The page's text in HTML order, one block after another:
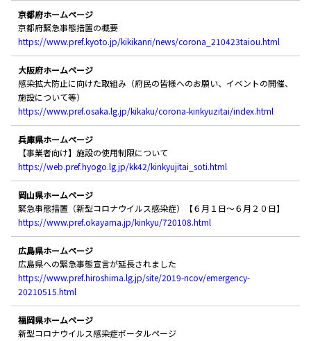
京都府ホームページ
京都府緊急事態措置の概要
https://www.pref.kyoto.jp/kikikanri/news/corona_210423taiou.html
大阪府ホームページ
感染拡大防止に向けた取組み（府民の皆様へのお願い、イベントの開催、
施設について等）
https://www.pref.osaka.lg.jp/kikaku/corona-kinkyuzitai/index.html
兵庫県ホームページ
【事業者向け】施設の使用制限について
https://web.pref.hyogo.lg.jp/kk42/kinkyujitai_soti.html
岡山県ホームページ
緊急事態措置（新型コロナウイルス感染症）【６月１日～６月２０日】
https://www.pref.okayama.jp/kinkyu/720108.html
広島県ホームページ
広島県への緊急事態宣言が延長されました
https://www.pref.hiroshima.lg.jp/site/2019-ncov/emergency-
20210515.html
福岡県ホームページ
新型コロナウイルス感染症ポータルページ